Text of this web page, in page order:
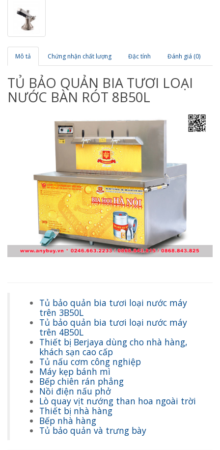
Mô tả Chứng nhận chất lượng Đặc tính Đánh giá (0)
TỦ BẢO QUẢN BIA TƯƠI LOẠI
NƯỚC BÀN RÓT 8B50L
Tủ bảo quản bia tươi loại nước máy
trên 3B50L
Tủ bảo quản bia tươi loại nước máy
trên 4B50L
Thiết bị Berjaya dùng cho nhà hàng,
khách sạn cao cấp
Tủ nấu cơm công nghiệp
Máy kẹp bánh mì
Bếp chiên rán phẳng
Nồi điện nấu phở
Lò quay vịt nướng than hoa ngoài trời
Thiết bị nhà hàng
Bếp nhà hàng
Tủ bảo quản và trưng bày